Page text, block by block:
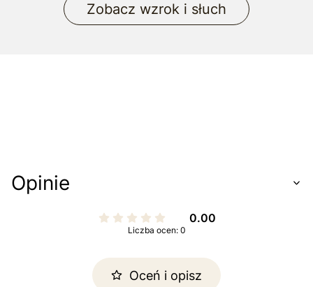
Zobacz wzrok i słuch
Opinie
0.00
Liczba ocen: 0
Oceń i opisz